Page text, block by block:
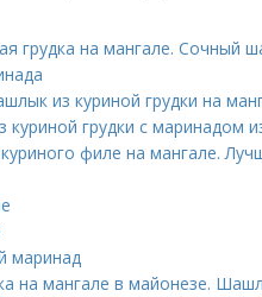
грудка на мангале. Сочный
из куриной грудки на
грудки с маринадом
филе на мангале.
маринад
на мангале в майонезе.